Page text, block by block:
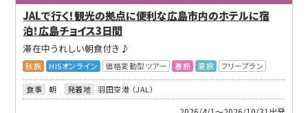
JALで行く！観光の拠点に便利な広島市内のホテルに宿
泊！広島チョイス3日間
滞在中うれしい朝食付き♪
秋旅 HISオンライン 価格変動型ツアー 春旅 夏旅 フリープラン
食事 朝 発着地 羽田空港 （JAL）